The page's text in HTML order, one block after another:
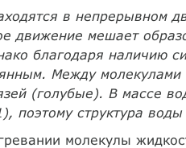
в непрерывном
движение мешает
благодаря наличию
Между молекулами
(голубые). В массе
поэтому структура
молекулы